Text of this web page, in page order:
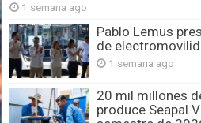
1 semana ago
Pablo Lemus
de
1 semana ago
20 mil millones
produce Seapal